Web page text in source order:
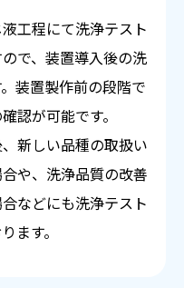
工程にて洗浄テスト
で、装置導入後の洗
装置製作前の段階で
認が可能です。
新しい品種の取扱い
や、洗浄品質の改善
などにも洗浄テスト
ます。